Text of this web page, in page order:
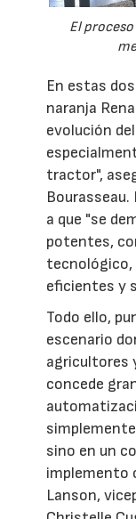
El
En estas
naranja
evolución
tractor",
a que "se
potentes,
tecnológico,
eficientes y
Todo ello,
escenario
agricultores
concede
sino en un
implemento
Lanson,